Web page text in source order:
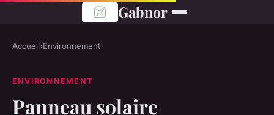
Gabnor
Accueil›Environnement
ENVIRONNEMENT
Panneau solaire